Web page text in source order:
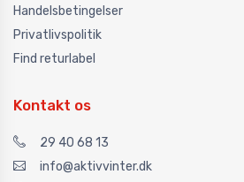
Handelsbetingelser
Privatlivspolitik
Find returlabel
Kontakt os
29 40 68 13
info@aktivvinter.dk